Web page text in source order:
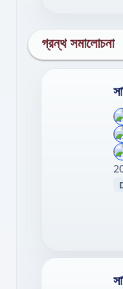
গ্রন্থ সমালোচনা
';
>
';
>
';
>